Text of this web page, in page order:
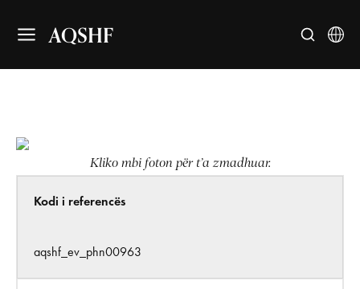
AQSHF
Kliko mbi foton për t’a zmadhuar.
Kodi i referencës
aqshf_ev_phn00963